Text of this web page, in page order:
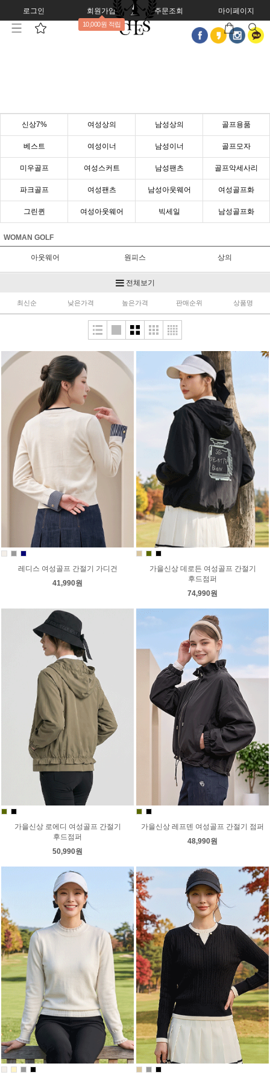
로그인 회원가입
10,000원 적립
주문조회 마이페이지
신상7% 여성상의 남성상의 골프용품
베스트 여성이너 남성이너 골프모자
미우골프 여성스커트 남성팬츠 골프악세사리
파크골프 여성팬츠 남성아웃웨어 여성골프화
그린퀸 여성아웃웨어 빅세일 남성골프화
WOMAN GOLF
아웃웨어 원피스 상의
스커트
코디세트
전체보기
최신순 낮은가격 높은가격 판매순위 상품명
레디스 여성골프 간절기 가디건
41,990원
가을신상 데로든 여성골프 간절기
후드점퍼
74,990원
가을신상 로에디 여성골프 간절기
후드점퍼
50,990원
가을신상 레프덴 여성골프 간절기 점퍼
48,990원